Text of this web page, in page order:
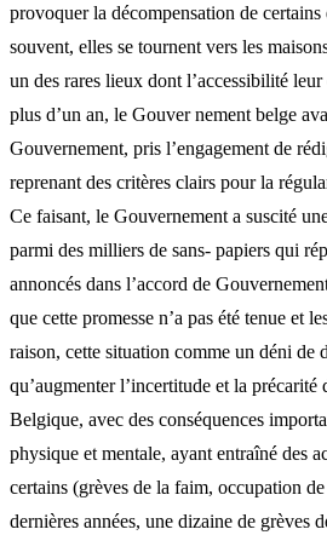
provoquer la décompensation de
souvent, elles se tournent vers les
un des rares lieux dont l’accessibilité
plus d’un an, le Gouver nement belge
Gouvernement, pris l’engagement de
reprenant des critères clairs pour la
Ce faisant, le Gouvernement a suscité
parmi des milliers de sans- papiers qui
annoncés dans l’accord de
que cette promesse n’a pas été tenue et
raison, cette situation comme un déni de
qu’augmenter l’incertitude et la précarité
Belgique, avec des conséquences
physique et mentale, ayant entraîné des
certains (grèves de la faim, occupation
dernières années, une dizaine de grèves